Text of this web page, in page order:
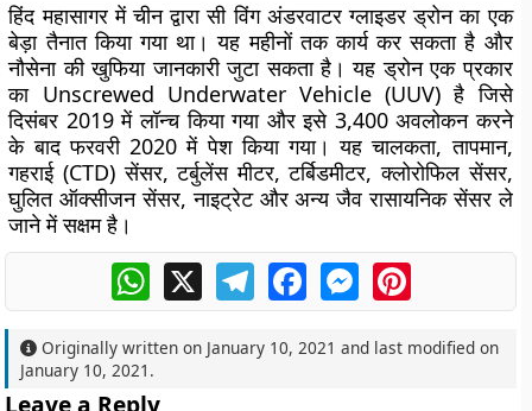
हिंद महासागर में चीन द्वारा सी विंग अंडरवाटर ग्लाइडर ड्रोन का एक
बेड़ा तैनात किया गया था। यह महीनों तक कार्य कर सकता है और
नौसेना की खुफिया जानकारी जुटा सकता है। यह ड्रोन एक प्रकार
का Unscrewed Underwater Vehicle (UUV) है जिसे
दिसंबर 2019 में लॉन्च किया गया और इसे 3,400 अवलोकन करने
के बाद फरवरी 2020 में पेश किया गया। यह चालकता, तापमान,
गहराई (CTD) सेंसर, टर्बुलेंस मीटर, टर्बिडमीटर, क्लोरोफिल सेंसर,
घुलित ऑक्सीजन सेंसर, नाइट्रेट और अन्य जैव रासायनिक सेंसर ले
जाने में सक्षम है।
WhatsApp
X TelegramFacebookMessengerPinterest
Originally written on January 10, 2021 and last modified on
January 10, 2021 .
Leave a Reply